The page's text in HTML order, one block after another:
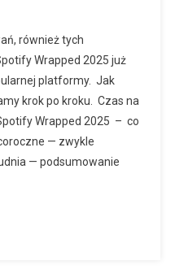
również tych
Wrapped 2025 już
platformy. Jak
krok po kroku. Czas na
Wrapped 2025 – co
— zwykle
— podsumowanie